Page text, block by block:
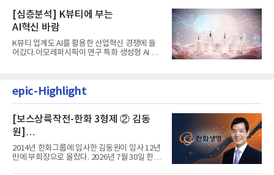
[심층분석] K뷰티에 부는
AI혁신 바람
K뷰티 업계도 AI를 활용한 산업혁신 경쟁에 들
어갔다.아모레퍼시픽이 연구 특화 생성형 AI 플
epic-Highlight
[보스상륙작전-한화 3형제 ② 김동
원]
입사 12년 만에 금융계열 수장 등극
2014년 한화그룹에 입사한 김동원이 입사 12년
만에 부회장으로 올랐다. 2026년 7월 30일 한화